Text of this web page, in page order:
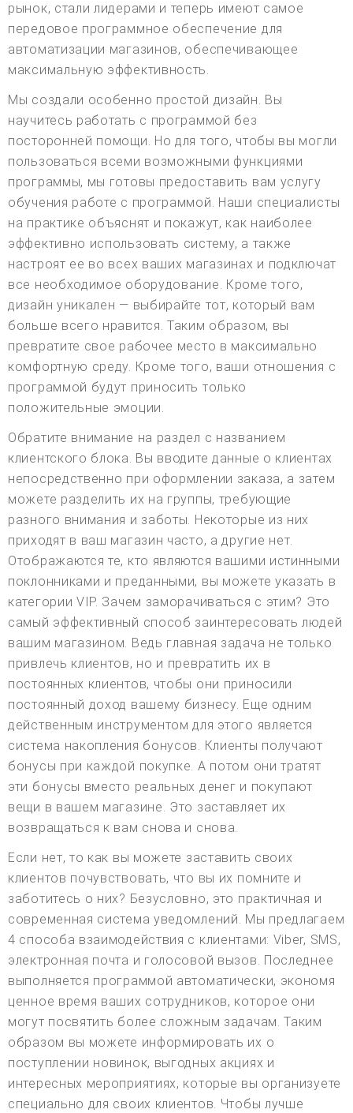
рынок, стали лидерами и теперь имеют самое
передовое программное обеспечение для
автоматизации магазинов, обеспечивающее
максимальную эффективность.
Мы создали особенно простой дизайн. Вы
научитесь работать с программой без
посторонней помощи. Но для того, чтобы вы могли
пользоваться всеми возможными функциями
программы, мы готовы предоставить вам услугу
обучения работе с программой. Наши специалисты
на практике объяснят и покажут, как наиболее
эффективно использовать систему, а также
настроят ее во всех ваших магазинах и подключат
все необходимое оборудование. Кроме того,
дизайн уникален — выбирайте тот, который вам
больше всего нравится. Таким образом, вы
превратите свое рабочее место в максимально
комфортную среду. Кроме того, ваши отношения с
программой будут приносить только
положительные эмоции.
Обратите внимание на раздел с названием
клиентского блока. Вы вводите данные о клиентах
непосредственно при оформлении заказа, а затем
можете разделить их на группы, требующие
разного внимания и заботы. Некоторые из них
приходят в ваш магазин часто, а другие нет.
Отображаются те, кто являются вашими истинными
поклонниками и преданными, вы можете указать в
категории VIP. Зачем заморачиваться с этим? Это
самый эффективный способ заинтересовать людей
вашим магазином. Ведь главная задача не только
привлечь клиентов, но и превратить их в
постоянных клиентов, чтобы они приносили
постоянный доход вашему бизнесу. Еще одним
действенным инструментом для этого является
система накопления бонусов. Клиенты получают
бонусы при каждой покупке. А потом они тратят
эти бонусы вместо реальных денег и покупают
вещи в вашем магазине. Это заставляет их
возвращаться к вам снова и снова.
Если нет, то как вы можете заставить своих
клиентов почувствовать, что вы их помните и
заботитесь о них? Безусловно, это практичная и
современная система уведомлений. Мы предлагаем
4 способа взаимодействия с клиентами: Viber, SMS,
электронная почта и голосовой вызов. Последнее
выполняется программой автоматически, экономя
ценное время ваших сотрудников, которое они
могут посвятить более сложным задачам. Таким
образом вы можете информировать их о
поступлении новинок, выгодных акциях и
интересных мероприятиях, которые вы организуете
специально для своих клиентов. Чтобы лучше